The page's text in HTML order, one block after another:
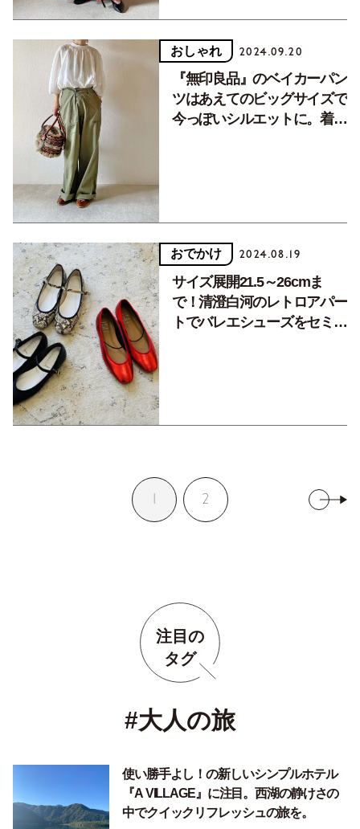
おしゃれ 2024.09.20
『無印良品』のベイカーパン
ツはあえてのビッグサイズで
今っぽいシルエットに。着こ
おでかけ 2024.08.19
サイズ展開21.5～26cmま
で！清澄白河のレトロアパー
トでバレエシューズをセミオ
1 2
注目の
タグ
#大人の旅
使い勝手よし！の新しいシンプルホテル
『A VILLAGE』に注目。西湖の静けさの
中でクイックリフレッシュの旅を。